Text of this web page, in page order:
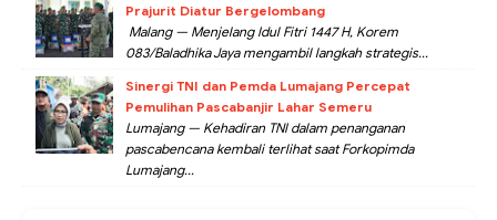
Prajurit Diatur Bergelombang
Malang — Menjelang Idul Fitri 1447 H, Korem
083/Baladhika Jaya mengambil langkah strategis...
Sinergi TNI dan Pemda Lumajang Percepat
Pemulihan Pascabanjir Lahar Semeru
Lumajang — Kehadiran TNI dalam penanganan
pascabencana kembali terlihat saat Forkopimda
Lumajang...